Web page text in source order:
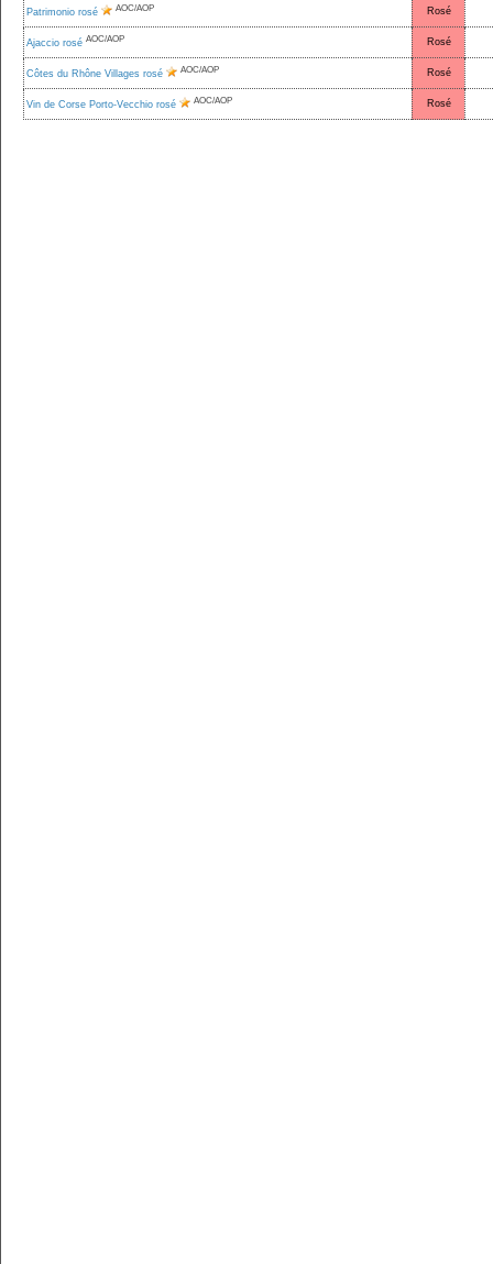
Patrimonio rosé AOC/AOP Rosé
Ajaccio rosé AOC/AOP Rosé
Côtes du Rhône Villages rosé AOC/AOP Rosé
Vin de Corse Porto-Vecchio rosé AOC/AOP Rosé